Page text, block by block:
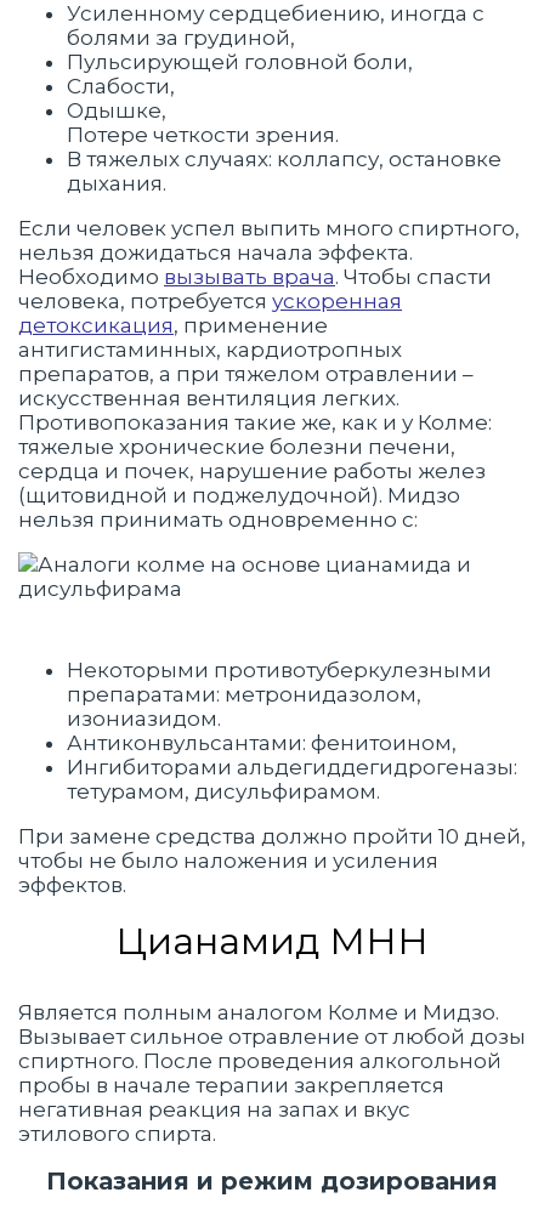
Усиленному сердцебиению, иногда с
болями за грудиной,
Пульсирующей головной боли,
Слабости,
Одышке,
Потере четкости зрения.
В тяжелых случаях: коллапсу, остановке
дыхания.
Если человек успел выпить много спиртного,
нельзя дожидаться начала эффекта.
Необходимо вызывать врача. Чтобы спасти
человека, потребуется ускоренная
детоксикация, применение
антигистаминных, кардиотропных
препаратов, а при тяжелом отравлении –
искусственная вентиляция легких.
Противопоказания такие же, как и у Колме:
тяжелые хронические болезни печени,
сердца и почек, нарушение работы желез
(щитовидной и поджелудочной). Мидзо
нельзя принимать одновременно с:
Некоторыми противотуберкулезными
препаратами: метронидазолом,
изониазидом.
Антиконвульсантами: фенитоином,
Ингибиторами альдегиддегидрогеназы:
тетурамом, дисульфирамом.
При замене средства должно пройти 10 дней,
чтобы не было наложения и усиления
эффектов.
Цианамид МНН
Является полным аналогом Колме и Мидзо.
Вызывает сильное отравление от любой дозы
спиртного. После проведения алкогольной
пробы в начале терапии закрепляется
негативная реакция на запах и вкус
этилового спирта.
Показания и режим дозирования